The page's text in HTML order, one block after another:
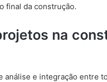
final da construção.
na
e integração entre